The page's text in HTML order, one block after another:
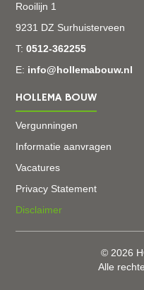
Rooilijn 1
9231 DZ Surhuisterveen
T:0512-362255
E: info@hollemabouw.nl
HOLLEMA BOUW
Vergunningen
Informatie aanvragen
Vacatures
Privacy Statement
Disclaimer
© 2026
Alle